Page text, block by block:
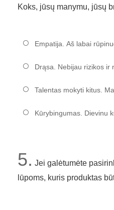
Koks, jūsų manymu, jūsų
Empatija. Aš labai
Drąsa. Nebijau rizikos ir
Talentas mokyti kitus.
Kūrybingumas. Dievinu
5. Jei galėtumėte
lūpoms, kuris produktas